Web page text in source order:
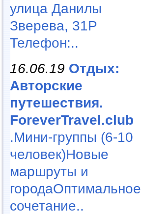
улица Данилы
Зверева, 31Р
Телефон:..
16.06.19 Отдых:
Авторские
путешествия.
ForeverTravel.club
.Мини-группы (6-10
человек)Новые
маршруты и
городаОптимальное
сочетание..